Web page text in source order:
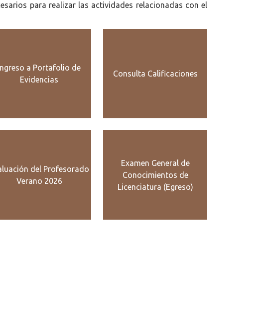
para realizar las actividades relacionadas con el
a Portafolio de
Evidencias
Consulta Calificaciones
del Profesorado
Verano 2026
Examen General de
Conocimientos de
Licenciatura (Egreso)